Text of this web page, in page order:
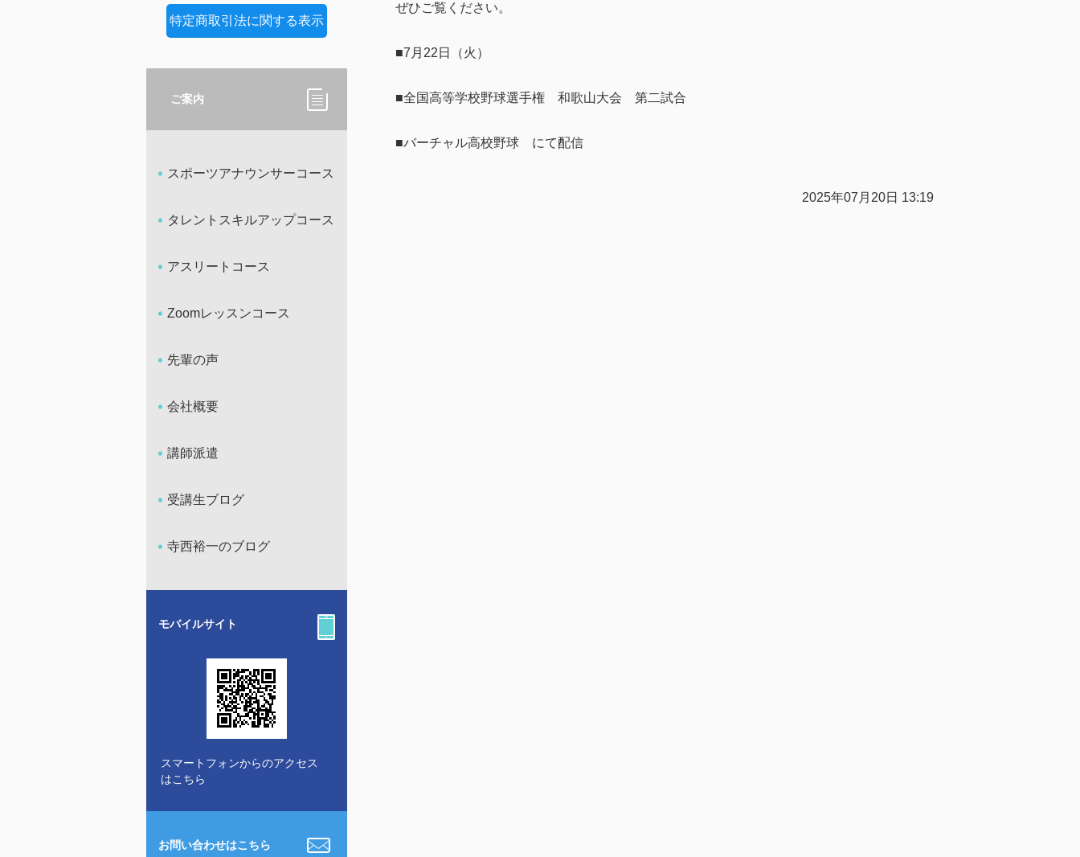
ぜひご覧ください。
■7月22日（火）
■全国高等学校野球選手権 和歌山大会 第二試合
■バーチャル高校野球 にて配信
2025年07月20日 13:19
特定商取引法に関する表示
ご案内
スポーツアナウンサーコース
タレントスキルアップコース
アスリートコース
Zoomレッスンコース
先輩の声
会社概要
講師派遣
受講生ブログ
寺西裕一のブログ
モバイルサイト
スマートフォンからのアクセス
はこちら
お問い合わせはこちら